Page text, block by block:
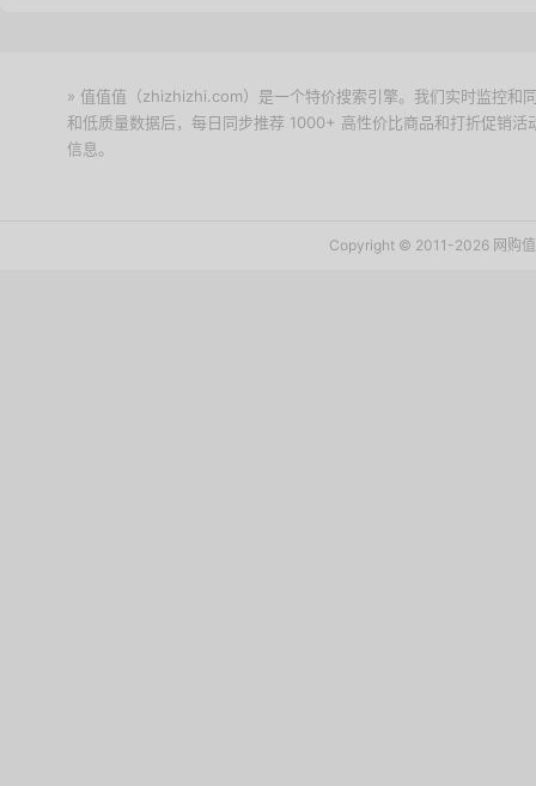
» 值值值（zhizhizhi.com）是一个特价搜索引擎。我们实时监控和
和低质量数据后，每日同步推荐 1000+ 高性价比商品和打折促销
信息。
Copyright © 2011-2026 网购